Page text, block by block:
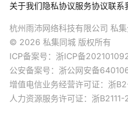
关于我们隐私协议服务协议联系
杭州雨沛网络科技有限公司 私
© 2026 私集同城 版权所有
ICP备案号： 浙ICP备
公安备案号： 浙公网安备
增值电信业务经营许可证：浙
人力资源服务许可证：浙